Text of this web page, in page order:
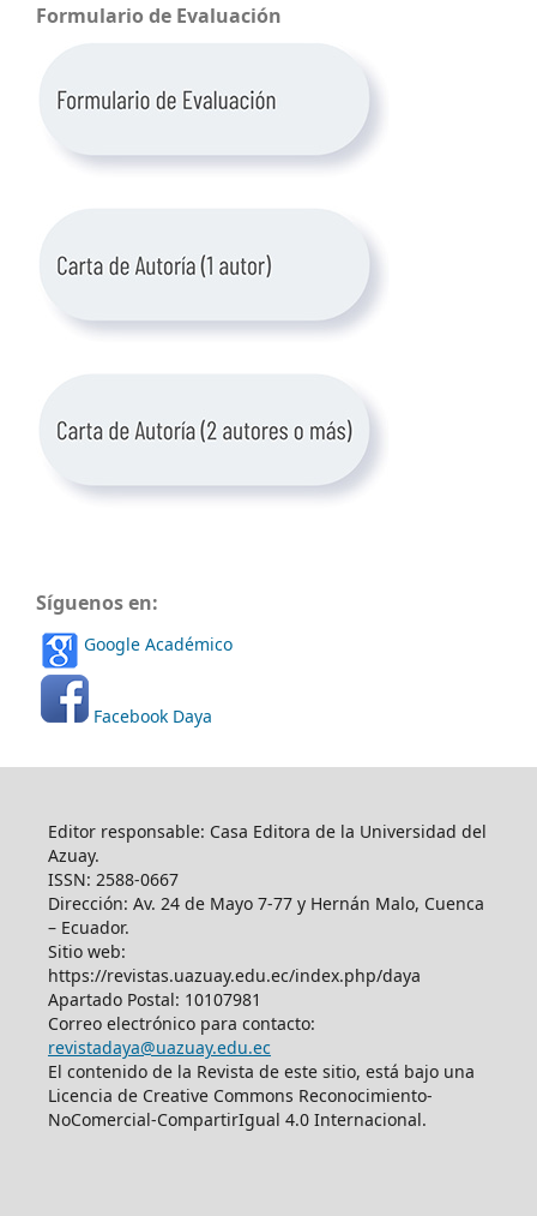
Formulario de Evaluación
Síguenos en:
Google Académico
Facebook Daya
Editor responsable: Casa Editora de la Universidad del
Azuay.
ISSN: 2588-0667
Dirección: Av. 24 de Mayo 7-77 y Hernán Malo, Cuenca
– Ecuador.
Sitio web:
https://revistas.uazuay.edu.ec/index.php/daya
Apartado Postal: 10107981
Correo electrónico para contacto:
revistadaya@uazuay.edu.ec
El contenido de la Revista de este sitio, está bajo una
Licencia de Creative Commons Reconocimiento-
NoComercial-CompartirIgual 4.0 Internacional.